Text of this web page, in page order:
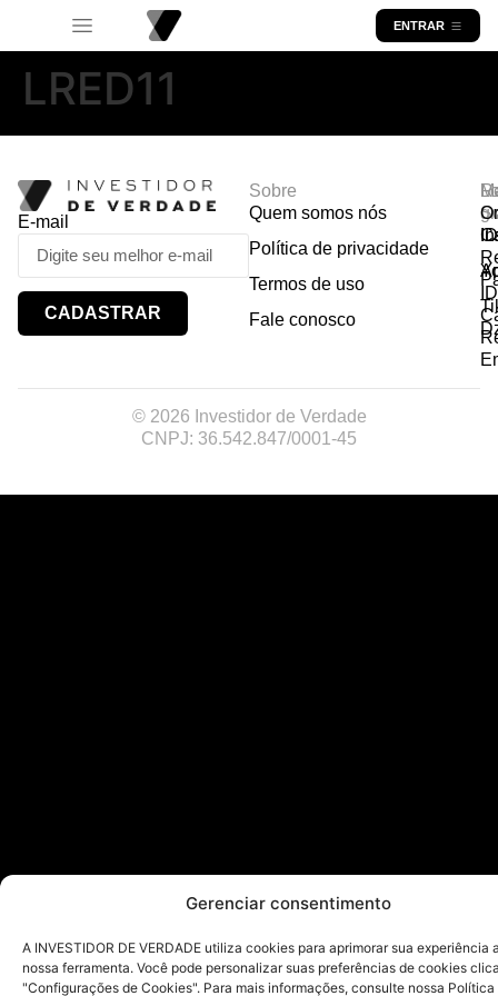
Gerenciar consentimento
A INVESTIDOR DE VERDADE utiliza cookies para aprimorar sua experiência
nossa ferramenta. Você pode personalizar suas preferências de cookies
"Configurações de Cookies". Para mais informações, consulte nossa Política
ENTRAR
LRED11
E-mail
CADASTRAR
Sobre
Quem somos nós
Política de privacidade
Termos de uso
Fale conosco
© 2026 Investidor de Verdade
CNPJ: 36.542.847/0001-45